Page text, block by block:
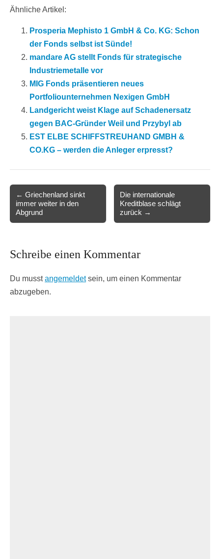
Ähnliche Artikel:
Prosperia Mephisto 1 GmbH & Co. KG: Schon
der Fonds selbst ist Sünde!
mandare AG stellt Fonds für strategische
Industriemetalle vor
MIG Fonds präsentieren neues
Portfoliounternehmen Nexigen GmbH
Landgericht weist Klage auf Schadenersatz
gegen BAC-Gründer Weil und Przybyl ab
EST ELBE SCHIFFSTREUHAND GMBH &
CO.KG – werden die Anleger erpresst?
Post
navigation
← Griechenland sinkt
immer weiter in den
Abgrund
Die internationale
Kreditblase schlägt
zurück →
Schreibe einen Kommentar
Du musstangemeldetsein, um einen Kommentar
abzugeben.